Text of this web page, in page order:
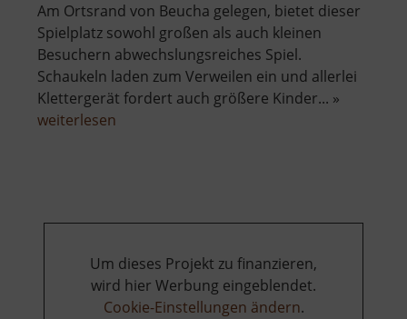
Am Ortsrand von Beucha gelegen, bietet dieser
Spielplatz sowohl großen als auch kleinen
Besuchern abwechslungsreiches Spiel.
Schaukeln laden zum Verweilen ein und allerlei
Klettergerät fordert auch größere Kinder... »
weiterlesen
Um dieses Projekt zu finanzieren,
wird hier Werbung eingeblendet.
Cookie-Einstellungen ändern.